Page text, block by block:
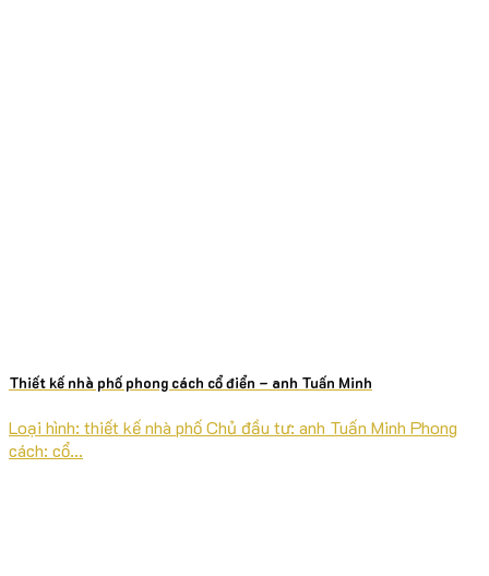
Thiết kế nhà phố phong cách cổ điển – anh Tuấn Minh
Loại hình: thiết kế nhà phố Chủ đầu tư: anh Tuấn Minh Phong
cách: cổ...